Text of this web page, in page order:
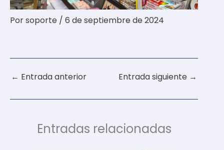
Porsoporte / 6 de septiembre de 2024
← Entrada anterior Entrada siguiente →
Entradas relacionadas